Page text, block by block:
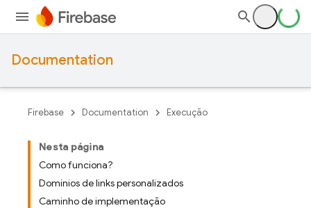
Documentation
Firebase Documentation Execução
Nesta página
Como funciona?
Domínios de links personalizados
Caminho de implementação